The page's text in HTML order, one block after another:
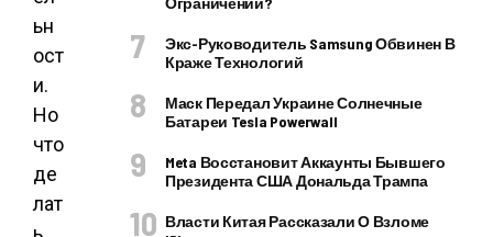
ьн
ост
и.
Но
что
де
лат
Экс-Руководитель Samsung Обвинен В
Краже Технологий
Маск Передал Украине Солнечные
Батареи Tesla Powerwall
Meta Восстановит Аккаунты Бывшего
Президента США Дональда Трампа
Власти Китая Рассказали О Взломе